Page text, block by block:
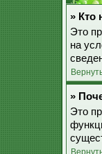
» Кто
Это
на
»
Это